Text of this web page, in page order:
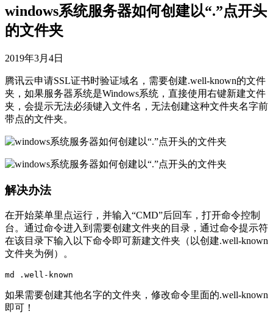
windows系统服务器如何创建以“.”点开头
的文件夹
2019年3月4日
腾讯云申请SSL证书时验证域名，需要创建.well-known的文件
夹，如果服务器系统是Windows系统，直接使用右键新建文件
夹，会提示无法必须键入文件名，无法创建这种文件夹名字前
带点的文件夹。
解决办法
在开始菜单里点运行，并输入“CMD”后回车，打开命令控制
台。通过命令进入到需要创建文件夹的目录，通过命令提示符
在该目录下输入以下命令即可新建文件夹（以创建.well-known
文件夹为例）。
md .well-known
如果需要创建其他名字的文件夹，修改命令里面的.well-known
即可！